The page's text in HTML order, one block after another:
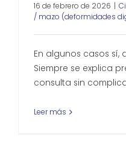
16 de febrero de 2026 |
/ mazo (deformidades
En algunos casos sí,
Siempre se explica
consulta sin
Leer más